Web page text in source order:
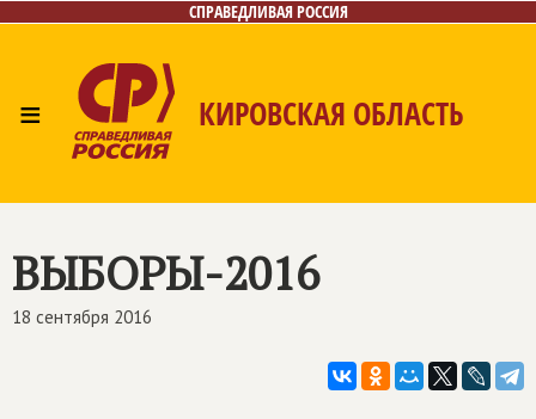
СПРАВЕДЛИВАЯ РОССИЯ
≡ КИРОВСКАЯ ОБЛАСТЬ
Контакты
ВЫБОРЫ-2016
18 сентября 2016